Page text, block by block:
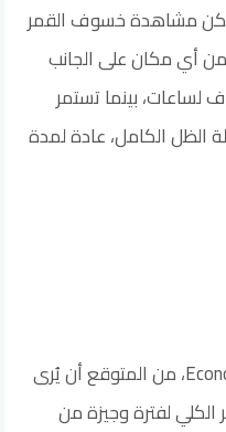
مشاهدة خسوف القمر
من أي مكان على الجانب
بينما تستمر
الكامل، عادة لمدة
وفقاً لما نشره موقع Economic Times، من المتوقع أن يُرى
لفترة وجيزة من